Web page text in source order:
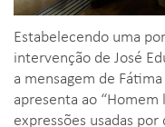
Estabelecendo uma
intervenção de José
a mensagem de
apresenta ao “Homem
expressões usadas